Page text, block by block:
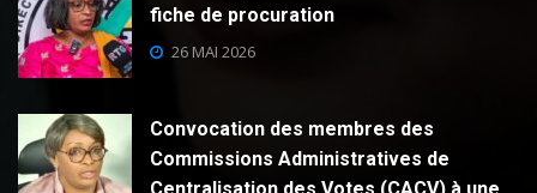
fiche de procuration
26 MAI 2026
Convocation des membres des
Commissions Administratives de